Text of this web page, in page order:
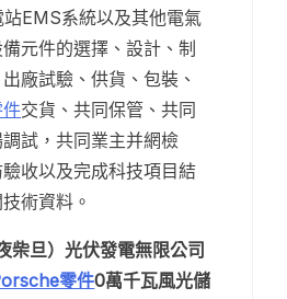
EMS系統以及其他電氣
元件的選擇、設計、制
廠試驗、供貨、包裝、
交貨、共同保管、共同
試，共同業主并網檢
收以及完成科技項目結
術資料。
柴旦）光伏發電無限公司
零件0萬千瓦風光儲